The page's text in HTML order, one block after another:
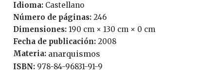
Idioma:
Castellano
Número de páginas:
246
Dimensiones: 190 cm × 130 cm × 0 cm
Fecha de publicación:
2008
Materia: anarquismos
ISBN: 978-84-96831-91-9